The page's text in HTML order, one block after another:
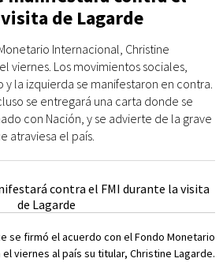
de Lagarde
Internacional, Christine
viernes. Los movimientos sociales,
y la izquierda se manifestaron en contra.
se entregará una carta donde se
con Nación, y se advierte de la grave
atraviesa el país.
se firmó el acuerdo con el Fondo Monetario
viernes al país su titular, Christine Lagarde.